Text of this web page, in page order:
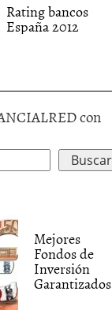
Rating bancos
España 2012
con
Mejores
Fondos de
Inversión
Garantizados